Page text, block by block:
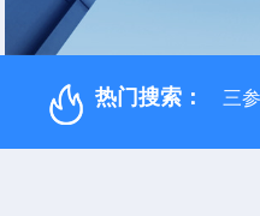
热门搜索： 三